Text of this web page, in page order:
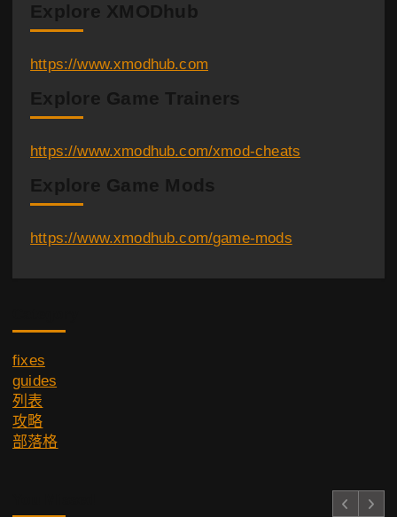
Explore XMODhub
https://www.xmodhub.com
Explore Game Trainers
https://www.xmodhub.com/xmod-cheats
Explore Game Mods
https://www.xmodhub.com/game-mods
fixes
guides
列表
攻略
部落格